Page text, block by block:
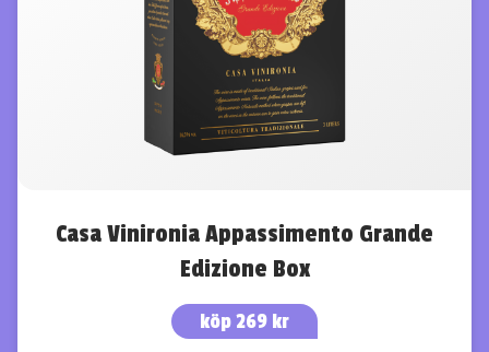
Casa Vinironia Appassimento Grande
Edizione Box
köp 269 kr